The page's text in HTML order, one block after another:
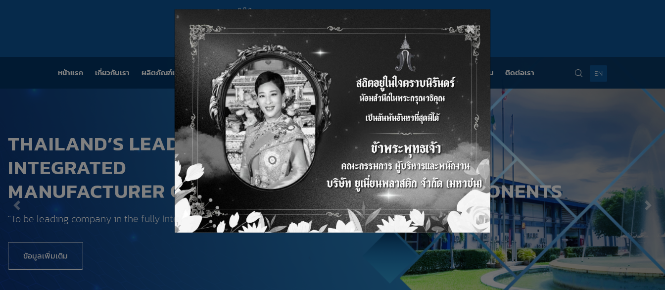
หน้าแรก (CURRENT)
เกี่ยวกับเรา ผลิตภัณฑ์และบริการ การพัฒนาอย่างยั่งยืน การกำกับดูแลกิจการ นักลงทุนสัมพันธ์ ข่าวสารและกิจกรรม ติดต่อเรา EN
THAILAND’S LEADING
INTEGRATED
MANUFACTURER OF PERFORMANCE PLASTIC COMPONENTS
"To be leading company in the fully Integrated plastic parts manufacturing industry"
ข้อมูลเพิ่มเติม
Previous
×